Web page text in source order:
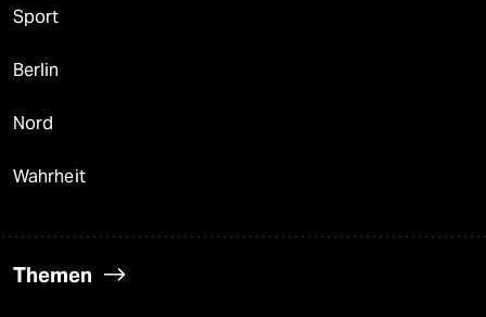
Sport
Berlin
Nord
Wahrheit
Themen